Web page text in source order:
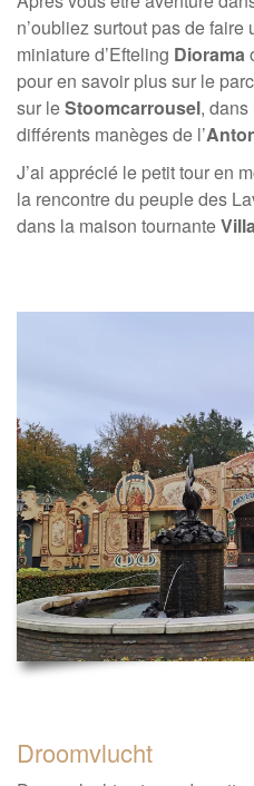
n’oubliez surtout pas de
miniature d’Efteling Diorama
pour en savoir plus sur le
sur leStoomcarrousel,
différents manèges de l’
J’ai apprécié le petit tour en
la rencontre du peuple des
dans la maison tournante
Droomvlucht